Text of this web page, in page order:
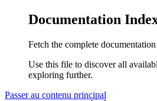
Documentation
Fetch the complete
Use this file to discover all
exploring further.
Passer au contenu principal